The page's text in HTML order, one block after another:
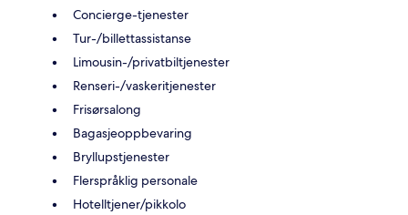
Concierge-tjenester
Tur-/billettassistanse
Limousin-/privatbiltjenester
Renseri-/vaskeritjenester
Frisørsalong
Bagasjeoppbevaring
Bryllupstjenester
Flerspråklig personale
Hotelltjener/pikkolo